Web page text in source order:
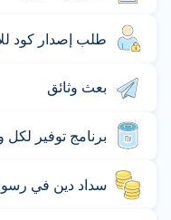
طلب إصدار كود
بعث وثائق
برنامج توفير لكل
سداد دين في